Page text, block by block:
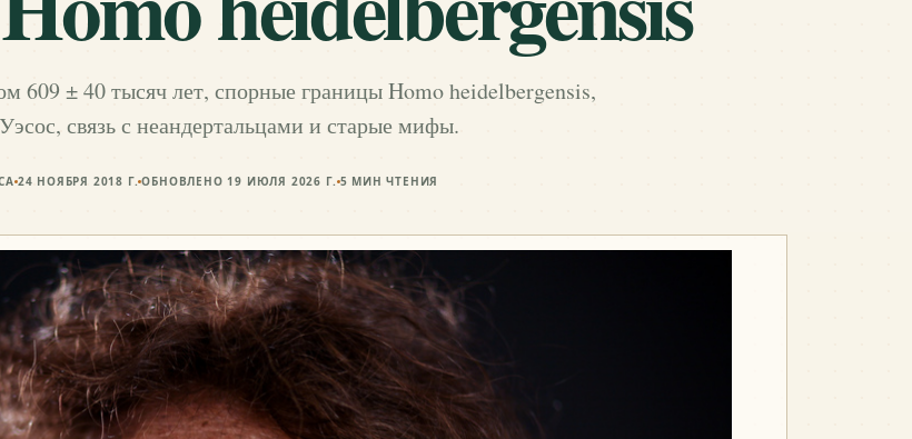
609 ± 40 тысяч лет, спорные границы Homo heidelbergensis,
связь с неандертальцами и старые мифы.
24 НОЯБРЯ 2018 Г. ОБНОВЛЕНО 19 ИЮЛЯ 2026 Г. 5 МИН ЧТЕНИЯ